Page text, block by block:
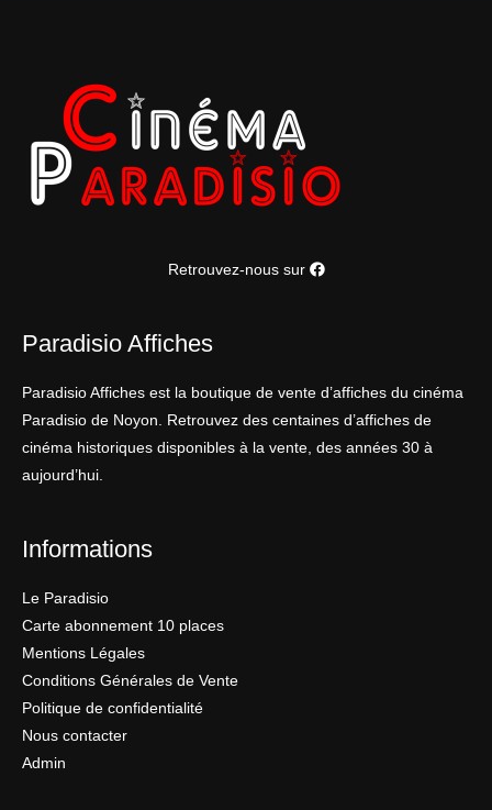
Retrouvez-nous sur
Paradisio Affiches
Paradisio Affiches est la boutique de vente d’affiches du cinéma
Paradisio de Noyon. Retrouvez des centaines d’affiches de
cinéma historiques disponibles à la vente, des années 30 à
aujourd’hui.
Informations
Le Paradisio
Carte abonnement 10 places
Mentions Légales
Conditions Générales de Vente
Politique de confidentialité
Nous contacter
Admin